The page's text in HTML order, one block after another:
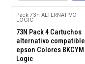
OFF
Agotado
Pack 73n ALTERNATIVO
LOGIC
73N Pack 4 Cartuchos
alternativo compatible
epson Colores BKCYM
Logic